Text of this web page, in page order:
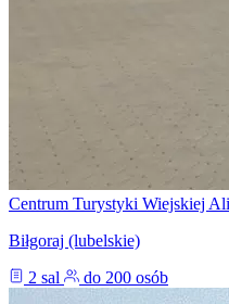
Centrum Turystyki Wiejskiej
Biłgoraj (lubelskie)
2 sal
do 200 osób